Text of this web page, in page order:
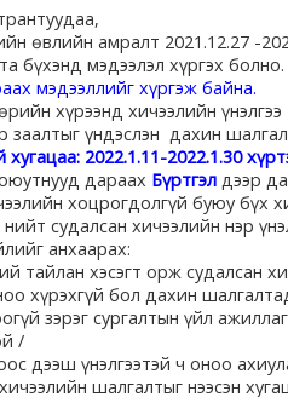
өвлийн амралт 2021.12.27 -
бүхэнд мэдээлэл хүргэх болно.
мэдээллийг хүргэж байна.
хүрээнд хичээлийн
заалтыг үндэслэн дахин
2022.1.11-2022.1.30
дараах Бүртгэлдээр
хоцрогдолгүй буюу бүх
судалсан хичээлийн нэр
анхаарах:
тайлан хэсэгт орж
хүрэхгүй бол дахин
зэрэг сургалтын үйл
/
дээш үнэлгээтэй ч оноо
шалгалтыг нээсэн